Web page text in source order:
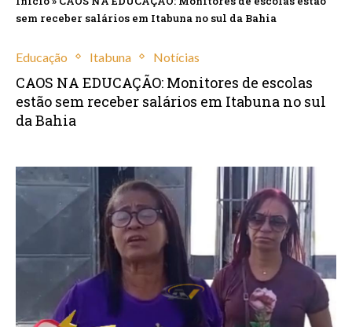
sem receber salários em Itabuna no sul da Bahia
Educação Itabuna Notícias
CAOS NA EDUCAÇÃO: Monitores de escolas
estão sem receber salários em Itabuna no sul
da Bahia